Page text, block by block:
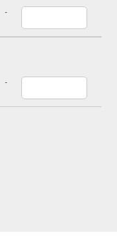
-
-